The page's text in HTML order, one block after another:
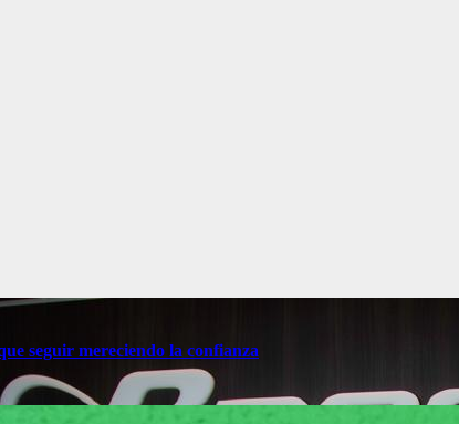
seguir mereciendo la confianza